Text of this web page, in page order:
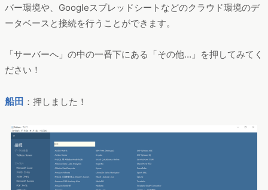
バー環境や、Googleスプレッドシートなどのクラウド環境のデ
ータベースと接続を行うことができます。
「サーバーへ」の中の一番下にある「その他…」を押してみてく
ださい！
船田 ：押しました！